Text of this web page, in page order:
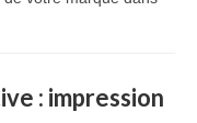
: impression